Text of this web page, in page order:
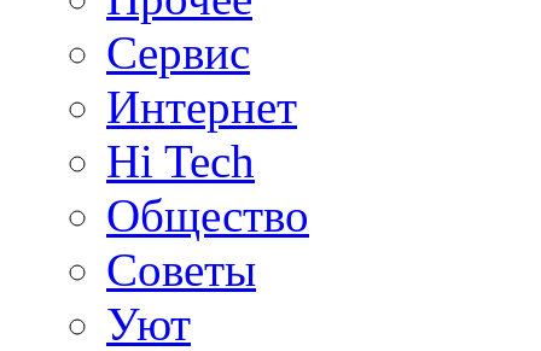
Сервис
Интернет
Hi Tech
Общество
Советы
Уют